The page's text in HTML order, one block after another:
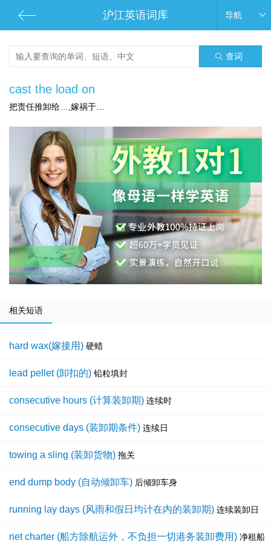
沪江英语词库 导航
查词
cast the load on
把责任推卸给…,嫁祸于…
相关短语
hard wax(嫁接用) 硬蜡
lead pellet (卸扣的) 铅粒填封
consecutive hours (计算装卸期) 连续时
consecutive days (装卸期条件) 连续日
towing a sling (装卸货物) 拖关
end dump body (自动倾卸车) 后倾卸车身
running lay days (风雨和假日均计在内的装卸期) 连续装卸日
net charter (船方除航运外，不负担一切港务装卸费用) 净租船